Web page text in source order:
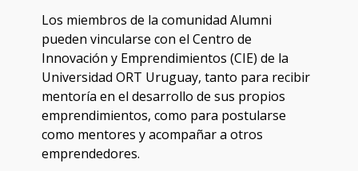
Los miembros de la comunidad Alumni
pueden vincularse con el Centro de
Innovación y Emprendimientos (CIE) de la
Universidad ORT Uruguay, tanto para recibir
mentoría en el desarrollo de sus propios
emprendimientos, como para postularse
como mentores y acompañar a otros
emprendedores.